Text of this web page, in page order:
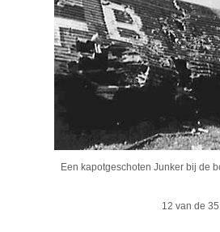
Een kapotgeschoten Junker bij de
12 van de 35